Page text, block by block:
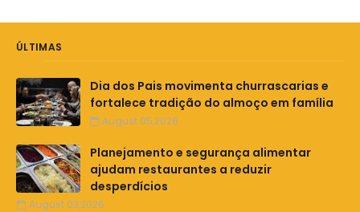
ÚLTIMAS
Dia dos Pais movimenta churrascarias e
fortalece tradição do almoço em família
August 05,2026
Planejamento e segurança alimentar
ajudam restaurantes a reduzir
desperdícios
August 03,2026